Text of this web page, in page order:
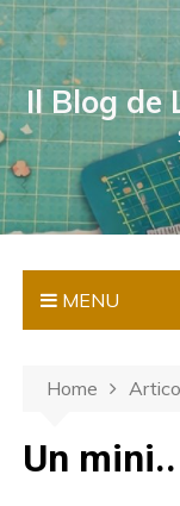
S
a
a
a
l
c
Il Blog de
MENU
Home
Un